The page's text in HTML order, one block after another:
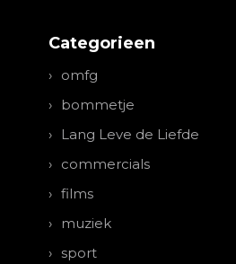
Categorieen
omfg
bommetje
Lang Leve de Liefde
commercials
films
muziek
sport